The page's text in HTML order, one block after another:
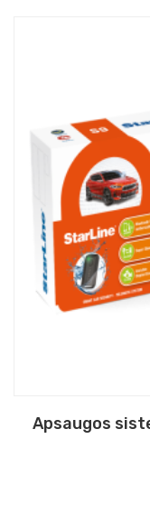
Apsaugos